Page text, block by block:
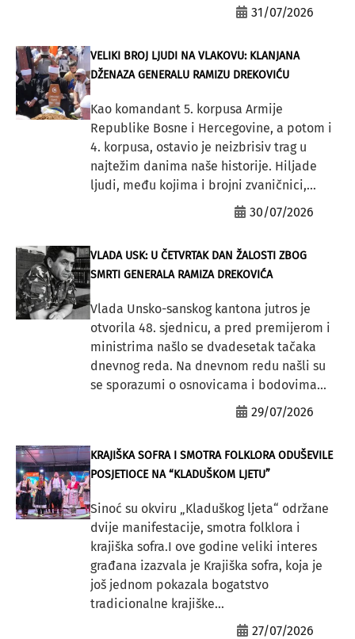
31/07/2026
VELIKI BROJ LJUDI NA VLAKOVU: KLANJANA
DŽENAZA GENERALU RAMIZU DREKOVIĆU
Kao komandant 5. korpusa Armije
Republike Bosne i Hercegovine, a potom i
4. korpusa, ostavio je neizbrisiv trag u
najtežim danima naše historije. Hiljade
ljudi, među kojima i brojni zvaničnici,...
30/07/2026
VLADA USK: U ČETVRTAK DAN ŽALOSTI ZBOG
SMRTI GENERALA RAMIZA DREKOVIĆA
Vlada Unsko-sanskog kantona jutros je
otvorila 48. sjednicu, a pred premijerom i
ministrima našlo se dvadesetak tačaka
dnevnog reda. Na dnevnom redu našli su
se sporazumi o osnovicama i bodovima...
29/07/2026
KRAJIŠKA SOFRA I SMOTRA FOLKLORA ODUŠEVILE
POSJETIOCE NA “KLADUŠKOM LJETU”
Sinoć su okviru „Kladuškog ljeta“ održane
dvije manifestacije, smotra folklora i
krajiška sofra.I ove godine veliki interes
građana izazvala je Krajiška sofra, koja je
još jednom pokazala bogatstvo
tradicionalne krajiške...
27/07/2026